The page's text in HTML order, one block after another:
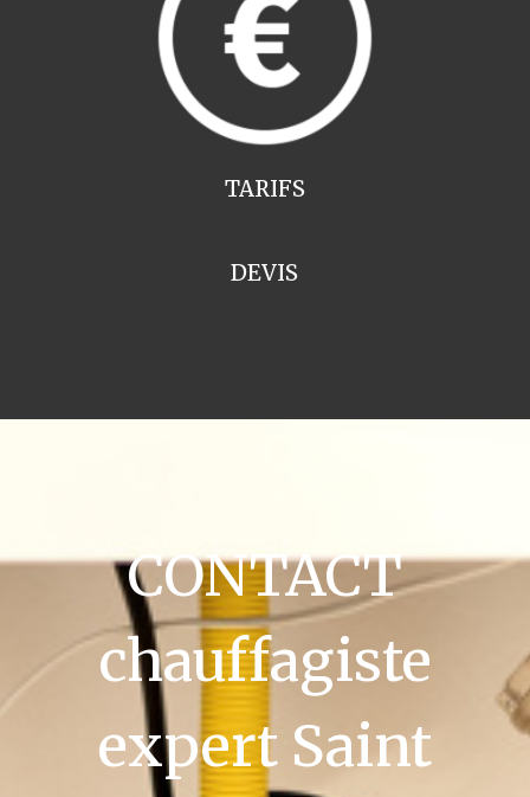
TARIFS
DEVIS
CONTACT
chauffagiste
expert Saint